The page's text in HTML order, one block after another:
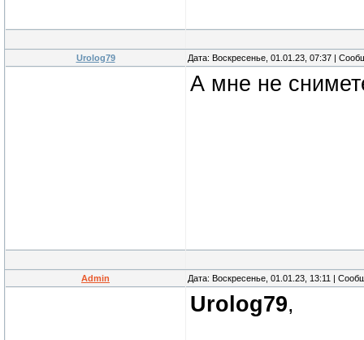
Urolog79 Дата: Воскресенье, 01.01.23, 07:37 |
А мне не
Admin Дата: Воскресенье, 01.01.23, 13:11 |
Urolog79,